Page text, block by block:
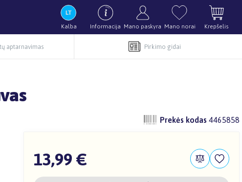
Kalba Informacija Mano paskyra Mano norai Krepšelis
aptarnavimas Pirkimo gidai
Prekės kodas 4465858
13,99 €